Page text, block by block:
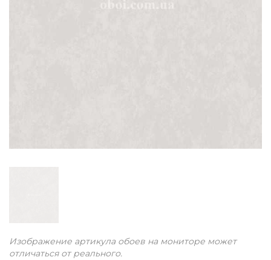
Изображение артикула обоев на мониторе может
отличаться от реального.